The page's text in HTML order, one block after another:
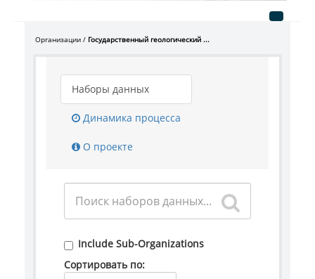
Организации Государственный геологический ...
Наборы данных
Динамика процесса
О проекте
Include Sub-Organizations
Сортировать по